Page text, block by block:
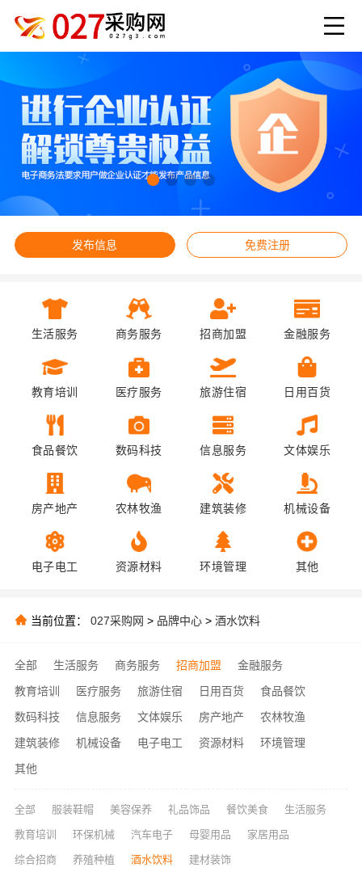
发布信息 免费注册
生活服务 商务服务 招商加盟 金融服务
教育培训 医疗服务 旅游住宿 日用百货
食品餐饮 数码科技 信息服务 文体娱乐
房产地产 农林牧渔 建筑装修 机械设备
电子电工 资源材料 环境管理 其他
当前位置： 027采购网 > 品牌中心 > 酒水饮料
全部 生活服务 商务服务 招商加盟
金融服务
教育培训
医疗服务 旅游住宿 日用百货
食品餐饮
数码科技
信息服务 文体娱乐 房产地产
农林牧渔
建筑装修
机械设备 电子电工 资源材料
环境管理
其他
全部 服装鞋帽 美容保养 礼品饰品 餐饮美食 生活服务
教育培训 环保机械 汽车电子 母婴用品 家居用品
综合招商 养殖种植 酒水饮料 建材装饰